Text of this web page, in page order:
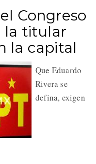
Congreso
la titular
la capital
Que Eduardo
Rivera se
defina, exigen